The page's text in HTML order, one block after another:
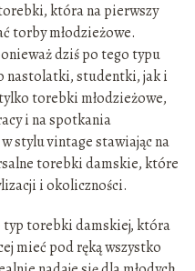
która na pierwszy
torby młodzieżowe.
dziś po tego typu
nastolatki, studentki, jak i
torebki młodzieżowe,
i na spotkania
stylu vintage stawiając na
torebki damskie, które
i okoliczności.
torebki damskiej, która
mieć pod ręką wszystko